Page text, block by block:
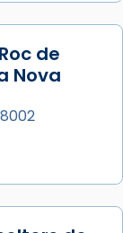
Cugat, a
tradició
i
=
1667, el
una obra
Iluro.
de
Nova